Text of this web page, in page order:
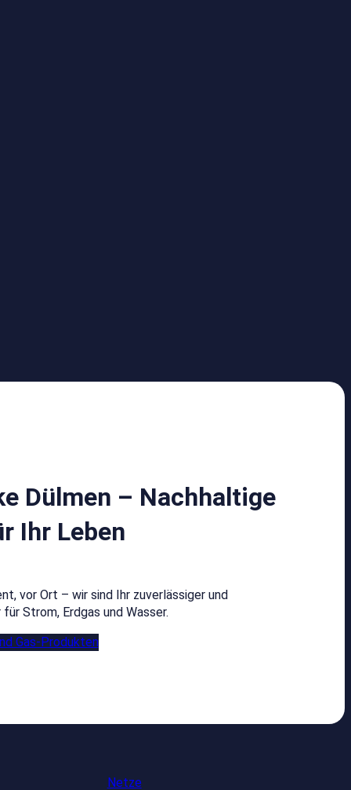
Dülmen – Nachhaltige
Ihr Leben
vor Ort – wir sind Ihr zuverlässiger und
Strom, Erdgas und Wasser.
Gas-Produkten
Netze